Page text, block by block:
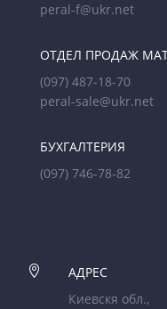
peral-f@ukr.net
ОТДЕЛ ПРОДАЖ
(097) 487-18-70
peral-sale@ukr.net
БУХГАЛТЕРИЯ
(097) 746-78-82

АДРЕС
Киевскя обл.,